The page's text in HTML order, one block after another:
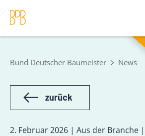
Bund Deutscher Baumeister News
zurück
2. Februar 2026 | Aus der Branche